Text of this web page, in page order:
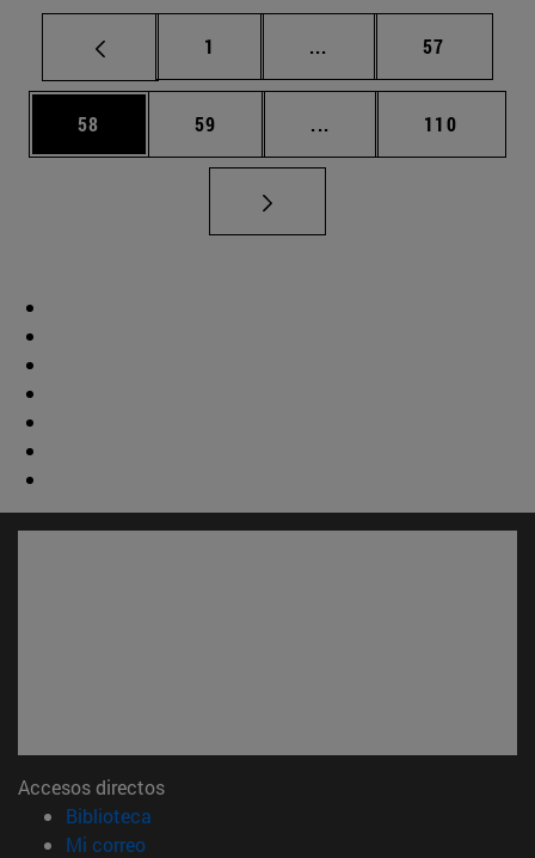
Página
1 ... Páginas intermedias
Página
57
Página
58 Página
59 ... Páginas intermedias
Página
110
Accesos directos
Biblioteca
Mi correo(abre en nueva ventana)